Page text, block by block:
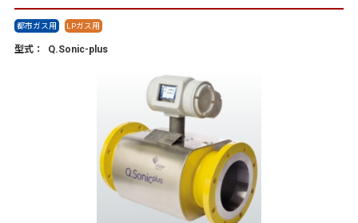
都市ガス用 LPガス用
型式： Q.Sonic-plus